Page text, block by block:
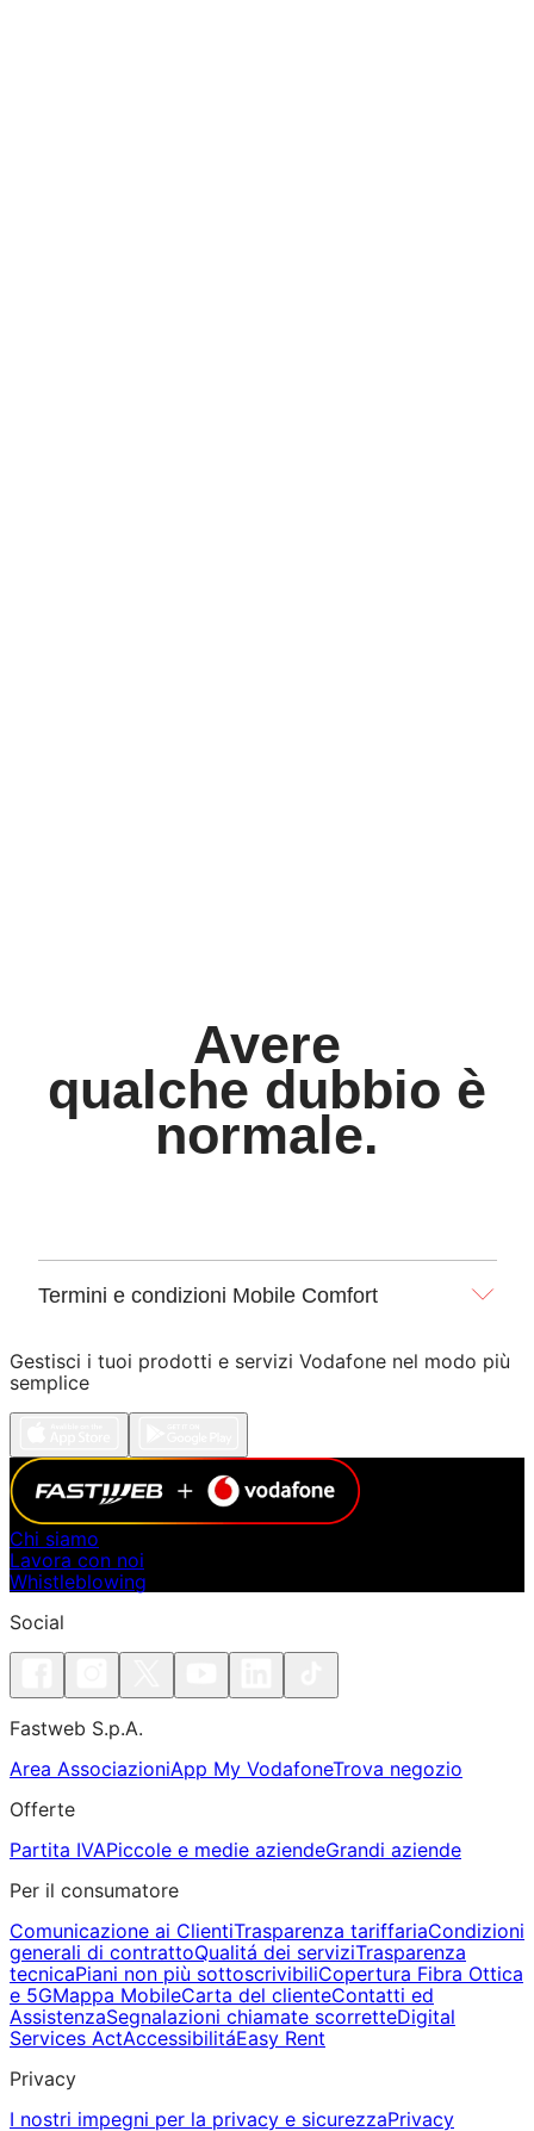
Avere
qualche dubbio è
normale.
Termini e condizioni Mobile Comfort
Gestisci i tuoi prodotti e servizi Vodafone nel modo più
semplice
Chi siamo
Lavora con noi
Whistleblowing
Social
Fastweb S.p.A.
Area AssociazioniApp My VodafoneTrova negozio
Offerte
Partita IVAPiccole e medie aziendeGrandi aziende
Per il consumatore
Comunicazione ai ClientiTrasparenza tariffariaCondizioni
generali di contrattoQualitá dei serviziTrasparenza
tecnicaPiani non più sottoscrivibiliCopertura Fibra Ottica
e 5GMappa MobileCarta del clienteContatti ed
AssistenzaSegnalazioni chiamate scorretteDigital
Services ActAccessibilitáEasy Rent
Privacy
I nostri impegni per la privacy e sicurezzaPrivacy